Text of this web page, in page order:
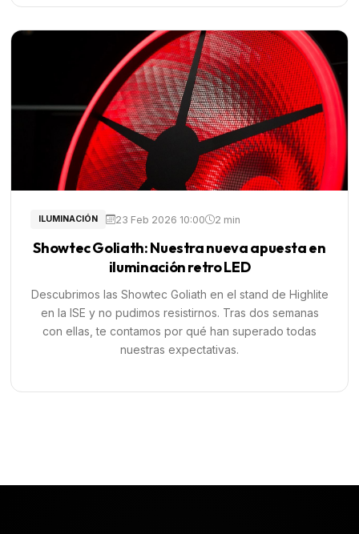
ILUMINACIÓN 23 Feb 2026 10:00 2 min
Showtec Goliath: Nuestra nueva apuesta en
iluminación retro LED
Descubrimos las Showtec Goliath en el stand de Highlite
en la ISE y no pudimos resistirnos. Tras dos semanas
con ellas, te contamos por qué han superado todas
nuestras expectativas.